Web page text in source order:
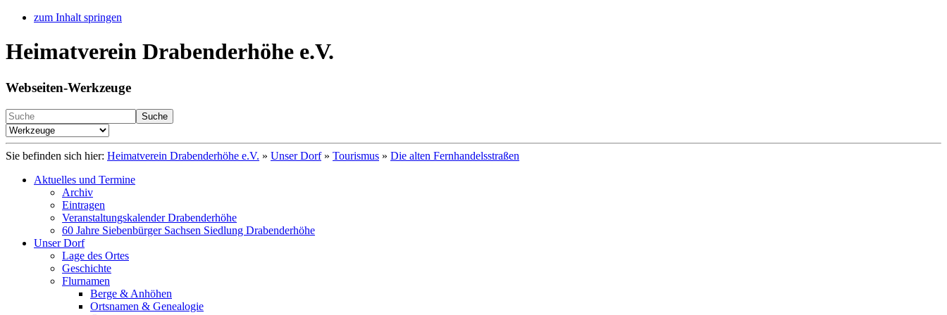
zum Inhalt springen
Heimatverein Drabenderhöhe e.V.
Webseiten-Werkzeuge
Suche
Sie befinden sich hier: Heimatverein Drabenderhöhe e.V. » Unser Dorf» Tourismus » Die alten Fernhandelsstraßen
Aktuelles und Termine
Archiv
Eintragen
Veranstaltungskalender Drabenderhöhe
60 Jahre Siebenbürger Sachsen Siedlung Drabenderhöhe
Unser Dorf
Lage des Ortes
Geschichte
Flurnamen
Berge & Anhöhen
Ortsnamen & Genealogie